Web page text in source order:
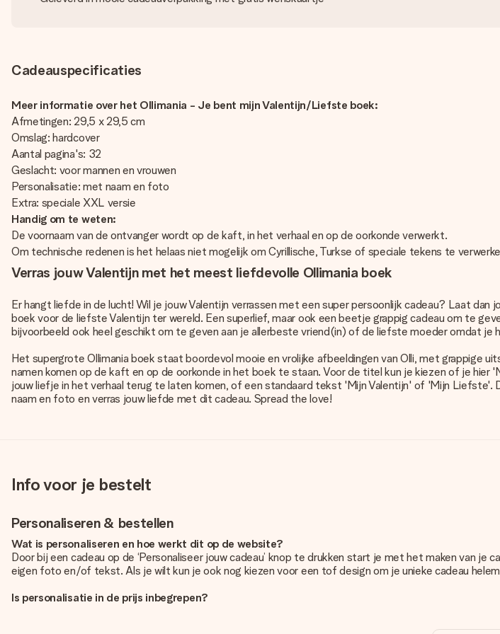
Cadeauspecificaties
Meer informatie over het Ollimania - Je bent mijn Valentijn/Liefste boek:
Afmetingen: 29,5 x 29,5 cm
Omslag: hardcover
Aantal pagina's: 32
Geslacht: voor mannen en vrouwen
Personalisatie: met naam en foto
Extra: speciale XXL versie
Handig om te weten:
De voornaam van de ontvanger wordt op de kaft, in het verhaal en op de oorkonde verwerkt.
Om technische redenen is het helaas niet mogelijk om Cyrillische, Turkse of speciale tekens te
Verras jouw Valentijn met het meest liefdevolle Ollimania boek
Er hangt liefde in de lucht! Wil je jouw Valentijn verrassen met een super persoonlijk cadeau? Laat
boek voor de liefste Valentijn ter wereld. Een superlief, maar ook een beetje grappig cadeau om te
bijvoorbeeld ook heel geschikt om te geven aan je allerbeste vriend(in) of de liefste moeder omdat je
Het supergrote Ollimania boek staat boordevol mooie en vrolijke afbeeldingen van Olli, met grappige
namen komen op de kaft en op de oorkonde in het boek te staan. Voor de titel kun je kiezen of je
jouw liefje in het verhaal terug te laten komen, of een standaard tekst 'Mijn Valentijn' of 'Mijn
naam en foto en verras jouw liefde met dit cadeau. Spread the love!
Info voor je bestelt
Personaliseren & bestellen
Wat is personaliseren en hoe werkt dit op de website?
Door bij een cadeau op de ‘Personaliseer jouw cadeau’ knop te drukken start je met het maken van
eigen foto en/of tekst. Als je wilt kun je ook nog kiezen voor een tof design om je unieke cadeau
Is personalisatie in de prijs inbegrepen?